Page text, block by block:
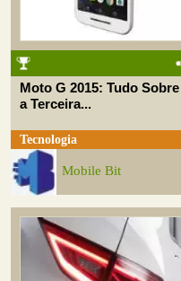
Moto G 2015: Tudo Sobre
a Terceira...
Tecnologia
Mobile Bit